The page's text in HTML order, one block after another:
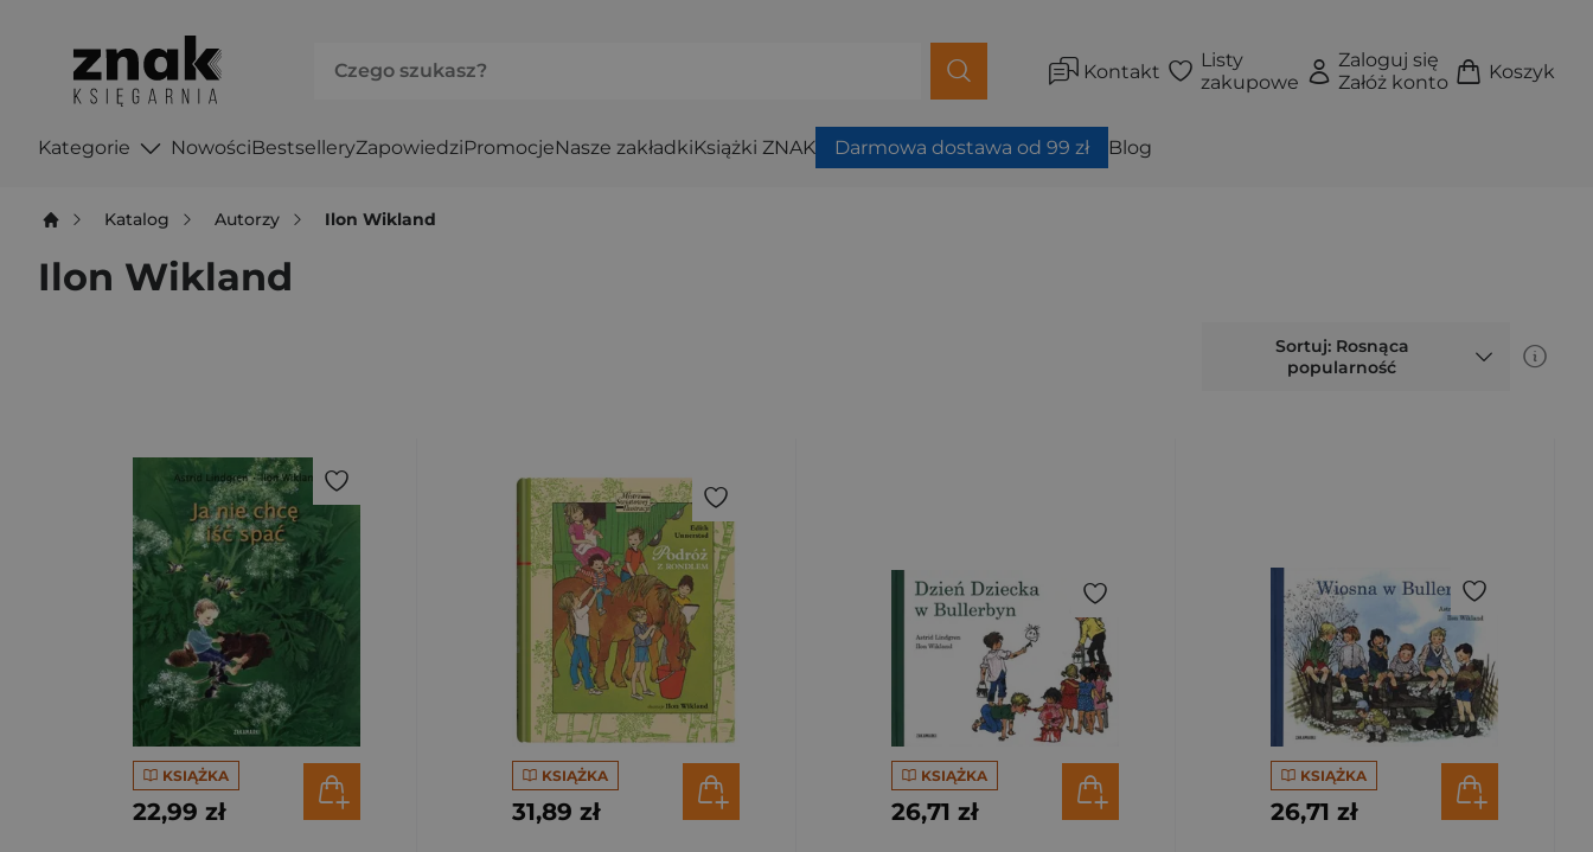
Kontakt
Listy
zakupowe
Zaloguj się
Załóż konto
Koszyk
Kategorie NowościBestselleryZapowiedziPromocjeNasze zakładkiKsiążki ZNAK Darmowa dostawa od 99 zł Blog
Katalog Autorzy Ilon Wikland
Ilon Wikland
Sortuj: Rosnąca
popularność
KSIĄŻKA
22,99 zł
KSIĄŻKA
31,89 zł
KSIĄŻKA
26,71 zł
KSIĄŻKA
26,71 zł